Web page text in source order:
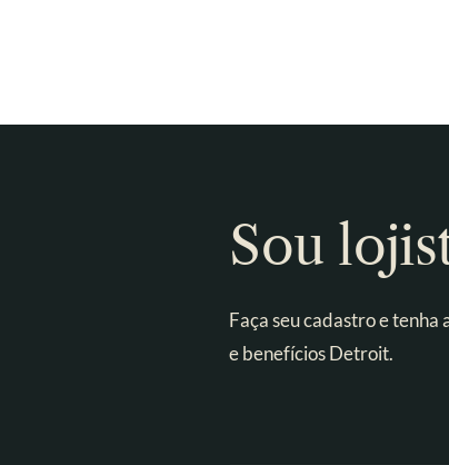
Sou
Faça seu cadastro e tenha
e benefícios Detroit.